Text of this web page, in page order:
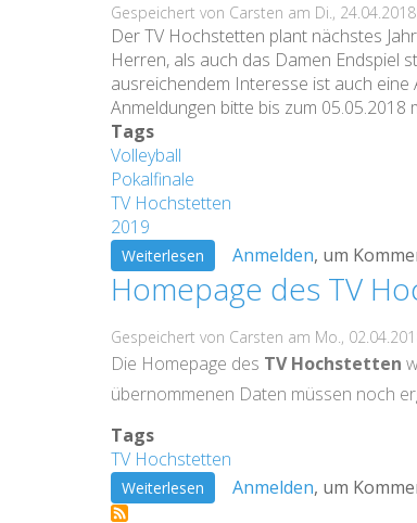
des
TV
Hochstetten
Gespeichert von Carsten am Di.,
Der TV Hochstetten plant nächstes
Herren, als auch das Damen Endspiel
ausreichendem Interesse ist auch
Anmeldungen bitte bis zum 05.05.2018
Tags
Volleyball
Pokalfinale
TV Hochstetten
2019
Weiterlesen über
DVV-
Anmelden, um
Homepage des TV
Gespeichert von Carsten am Mo.,
Die Homepage des TV Hochstetten
übernommenen Daten müssen noch
Tags
TV Hochstetten
Weiterlesen überAnmelden, um